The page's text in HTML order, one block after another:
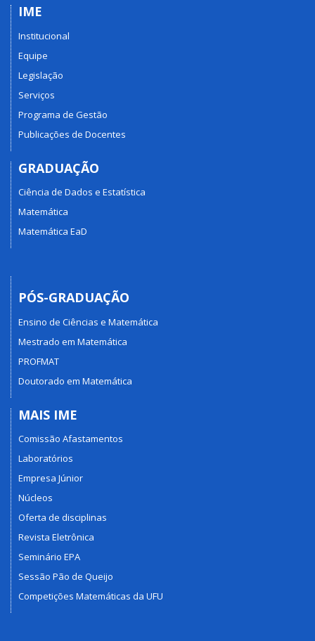
IME
Institucional
Equipe
Legislação
Serviços
Programa de Gestão
Publicações de Docentes
GRADUAÇÃO
Ciência de Dados e Estatística
Matemática
Matemática EaD
PÓS-GRADUAÇÃO
Ensino de Ciências e Matemática
Mestrado em Matemática
PROFMAT
Doutorado em Matemática
MAIS IME
Comissão Afastamentos
Laboratórios
Empresa Júnior
Núcleos
Oferta de disciplinas
Revista Eletrônica
Seminário EPA
Sessão Pão de Queijo
Competições Matemáticas da UFU